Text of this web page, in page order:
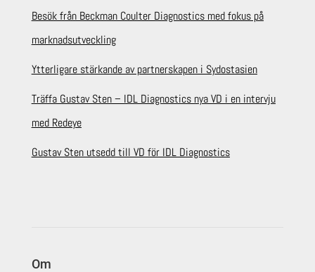
Besök från Beckman Coulter Diagnostics med fokus på
marknadsutveckling
Ytterligare stärkande av partnerskapen i Sydostasien
Träffa Gustav Sten – IDL Diagnostics nya VD i en intervju
med Redeye
Gustav Sten utsedd till VD för IDL Diagnostics
Om